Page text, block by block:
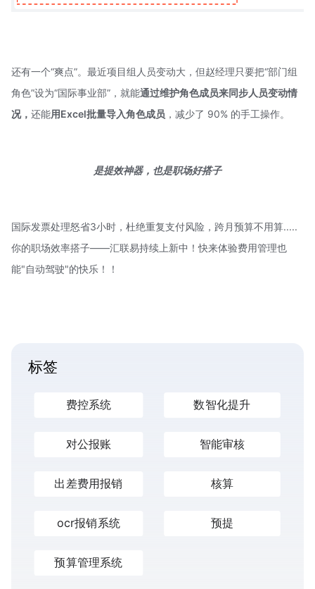
还有一个“爽点”。最近项目组人员变动大，但赵经理只要把“部门组
角色”设为“国际事业部”，就能通过维护角色成员来同步人员变动情
况， 还能用Excel批量导入角色成员 ，减少了 90% 的手工操作。
是提效神器， 也是职场好搭子
国际发票处理怒省3小时，杜绝重复支付风险，跨月预算不用算.....
你的职场效率搭子——汇联易持续上新中！快来体验费用管理也
能"自动驾驶"的快乐！！
标签
费控系统 数智化提升
对公报账 智能审核
出差费用报销 核算
ocr报销系统 预提
预算管理系统